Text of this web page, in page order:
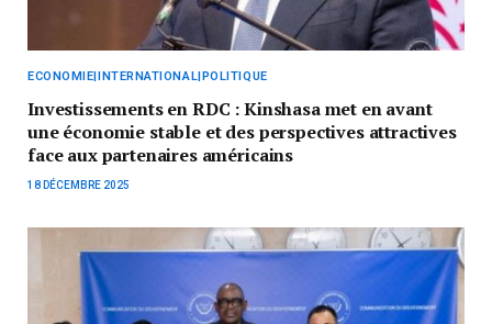
ECONOMIE|INTERNATIONAL|POLITIQUE
Investissements en RDC : Kinshasa met en avant
une économie stable et des perspectives attractives
face aux partenaires américains
18 DÉCEMBRE 2025